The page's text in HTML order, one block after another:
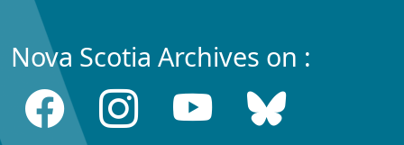
Nova Scotia Archives on :